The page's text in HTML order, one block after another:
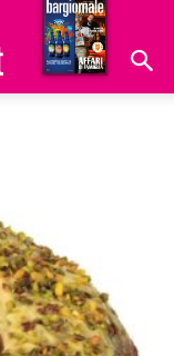
Hoteldomani